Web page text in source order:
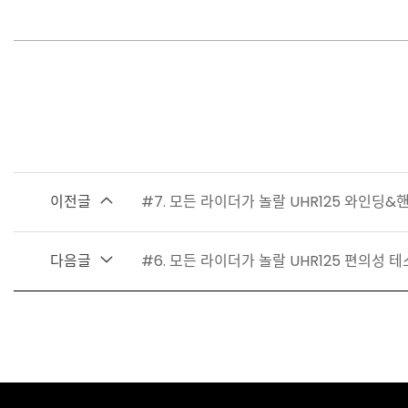
이전글 #7. 모든 라이더가 놀랄 UHR125 와인딩&
다음글 #6. 모든 라이더가 놀랄 UHR125 편의성 테